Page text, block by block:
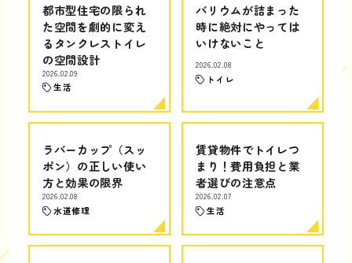
都市型住宅の限られ
た空間を劇的に変え
るタンクレストイレ
の空間設計
2026.02.09
生活
バリウムが詰まった
時に絶対にやっては
いけないこと
2026.02.08
トイレ
ラバーカップ（スッ
ポン）の正しい使い
方と効果の限界
2026.02.08
水道修理
賃貸物件でトイレつ
まり！費用負担と業
者選びの注意点
2026.02.07
生活